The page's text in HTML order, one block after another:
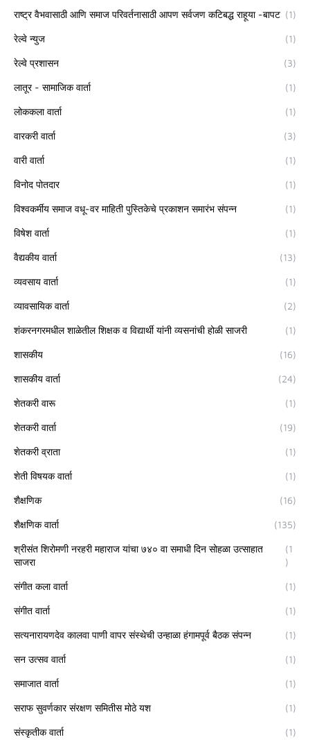
राष्ट्र वैभवासाठी आणि समाज परिवर्तनासाठी आपण सर्वजण कटिबद्ध राहूया -बापट (1)
रेल्वे न्युज (1)
रेल्वे प्रशासन (3)
लातूर - सामाजिक वार्ता (1)
लोककला वार्ता (1)
वारकरी वार्ता (3)
वारी वार्ता (1)
विनोद पोतदार (1)
विश्वकर्मीय समाज वधू-वर माहिती पुस्तिकेचे प्रकाशन समारंभ संपन्न (1)
विषेश वार्ता (1)
वैद्यकीय वार्ता (13)
व्यवसाय वार्ता (1)
व्यावसायिक वार्ता (2)
शंकरनगरमधील शाळेतील शिक्षक व विद्यार्थी यांनी व्यसनांची होळी साजरी (1)
शासकीय (16)
शासकीय वार्ता (24)
शेतकरी वारू (1)
शेतकरी वार्ता (19)
शेतकरी व्राता (1)
शेती विषयक वार्ता (1)
शैक्षणिक (16)
शैक्षणिक वार्ता (135)
श्रीसंत शिरोमणी नरहरी महाराज यांचा ७४० वा समाधी दिन सोहळा उत्साहात
साजरा
(1
)
संगीत कला वार्ता (1)
संगीत वार्ता (1)
सत्यनारायणदेव कालवा पाणी वापर संस्थेची उन्हाळा हंगामपूर्व बैठक संपन्न (1)
सन उत्सव वार्ता (1)
समाजात वार्ता (1)
सराफ सुवर्णकार संरक्षण समितीस मोठे यश (1)
संस्कृतीक वार्ता (1)